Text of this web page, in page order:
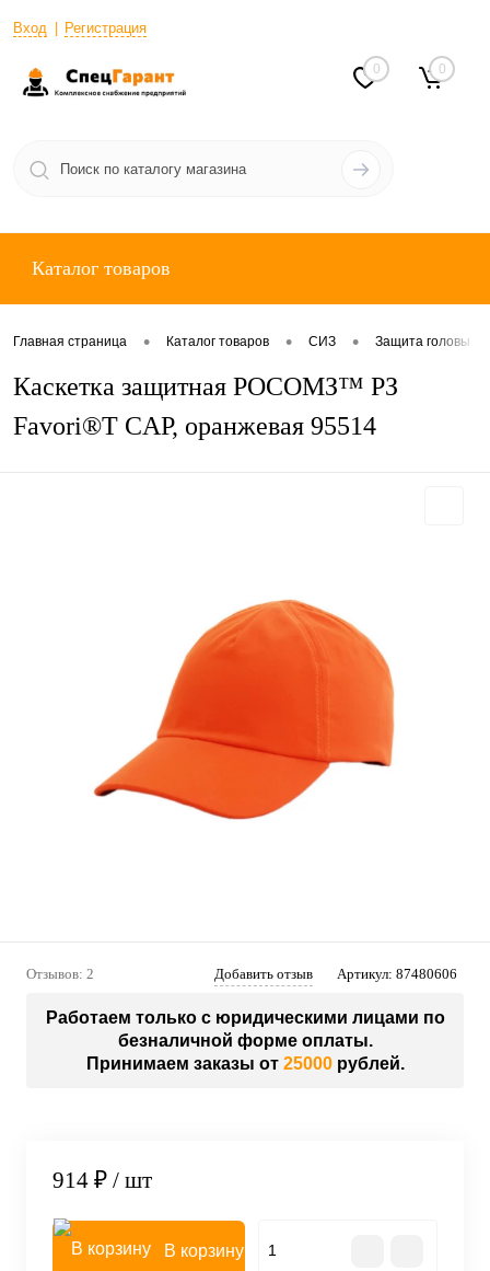
Вход Регистрация
0 0
Каталог товаров
Главная страница • Каталог товаров • СИЗ • Защита головы
Каскетка защитная РОСОМЗ™ РЗ
Favori®T CAP, оранжевая 95514
Отзывов: 2 Добавить отзыв Артикул: 87480606
Работаем только с юридическими лицами по
безналичной форме оплаты.
Принимаем заказы от 25000рублей.
914 ₽ / шт
В корзину